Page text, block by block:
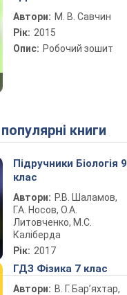
Автори: М. В. Савчин
Рік: 2015
Опис: Робочий зошит
книги
Підручники Біологія 9
клас
Автори: Р.В. Шаламов,
Г.А. Носов, О.А.
Литовченко, М.С.
Каліберда
Рік: 2017
ГДЗ Фізика 7 клас
Автори: В. Г. Бар’яхтар,